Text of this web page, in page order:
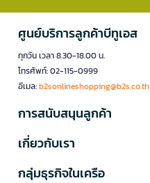
ศูนย์บริการลูกค้าบีทูเอส
ทุกวัน เวลา 8.30-18.00 น.
โทรศัพท์: 02-115-0999
อีเมล:b2sonlineshopping@b2s.co.th
การสนับสนุนลูกค้า
เกี่ยวกับเรา
กลุ่มธุรกิจในเครือ